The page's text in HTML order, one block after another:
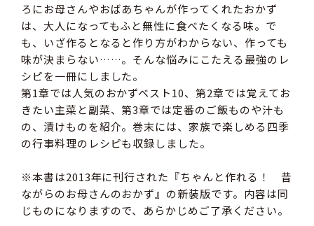
ろにお母さんやおばあちゃんが作ってくれたおかず
は、大人になってもふと無性に食べたくなる味。で
も、いざ作るとなると作り方がわからない、作っても
味が決まらない……。そんな悩みにこたえる最強のレ
シピを一冊にしました。
第1章では人気のおかずベスト10、第2章では覚えてお
きたい主菜と副菜、第3章では定番のご飯ものや汁も
の、漬けものを紹介。巻末には、家族で楽しめる四季
の行事料理のレシピも収録しました。
※本書は2013年に刊行された『ちゃんと作れる！ 昔
ながらのお母さんのおかず』の新装版です。内容は同
じものになりますので、あらかじめご了承ください。